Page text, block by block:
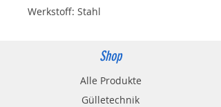
Werkstoff: Stahl
Variante 5 Zoll: Nennweite 133mm
Shop
Alle Produkte
Gülletechnik